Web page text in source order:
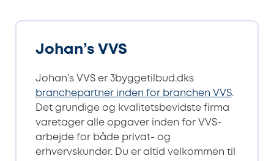
Johan’s VVS
Johan’s VVS er 3byggetilbud.dks
branchepartner inden for branchen VVS.
Det grundige og kvalitetsbevidste firma
varetager alle opgaver inden for VVS-
arbejde for både privat- og
erhvervskunder. Du er altid velkommen til